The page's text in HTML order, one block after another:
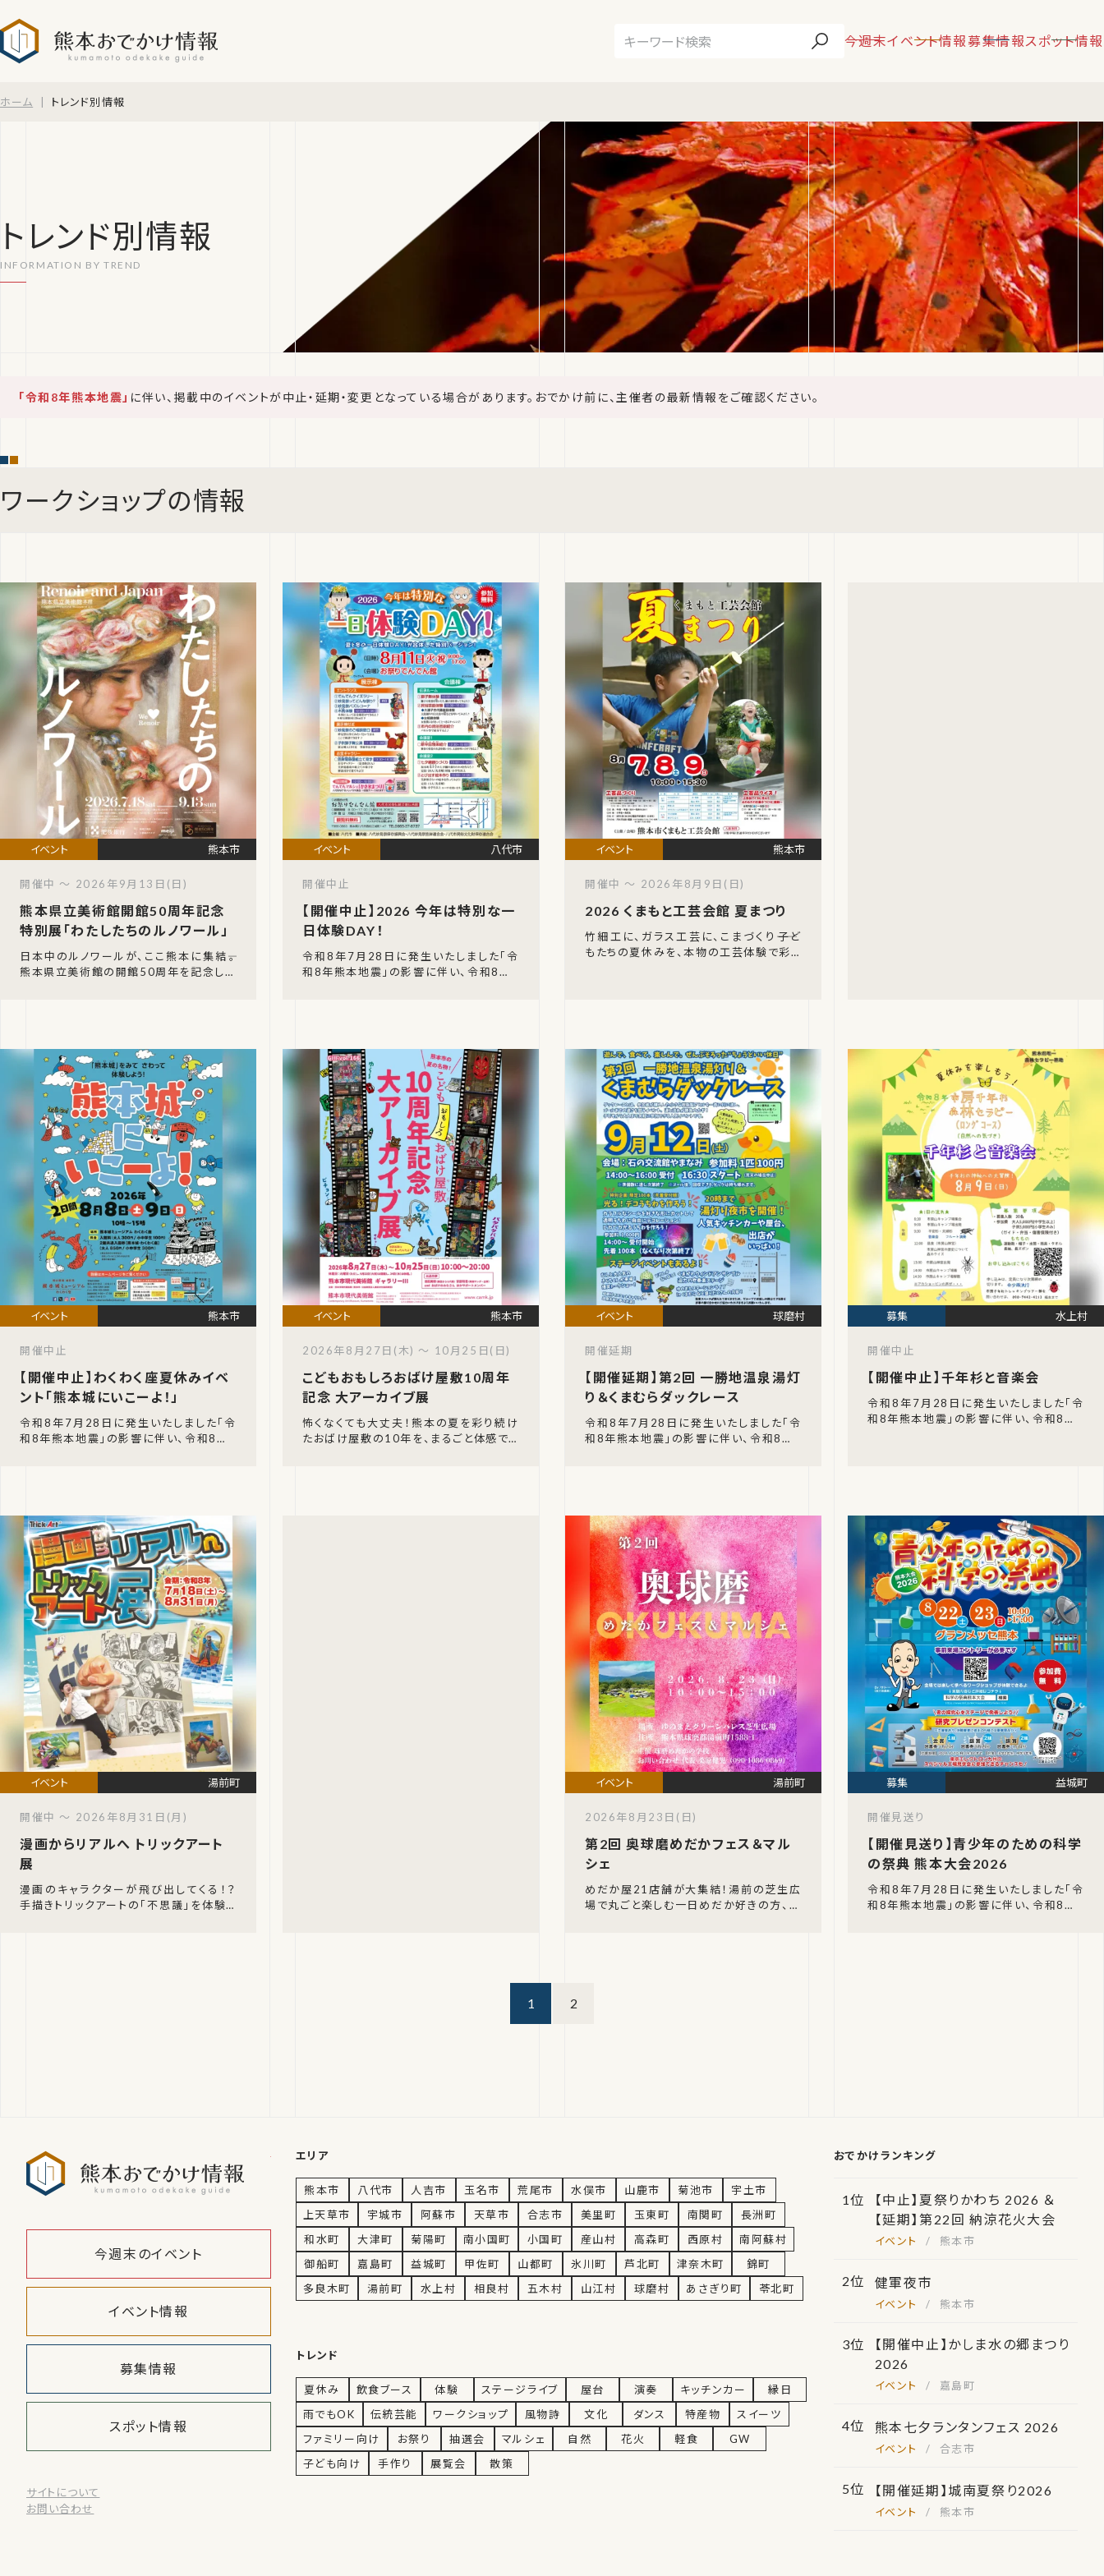
今週末イベント情報募集情報スポット情報
ホーム トレンド別情報
トレンド別情報
「令和8年熊本地震」 に伴い、掲載中のイベントが中止・延期・変更となっている場合があります。おでかけ前に、主催者の最新情報をご確認ください。
ワークショップの情報
熊本県立美術館開館50周年記念
特別展「わたしたちのルノワール」
日本中のルノワールが、ここ熊本に集結――。
熊本県立美術館の開館50周年を記念した
熊本市
開催中 ～ 2026年9月13日(日)
【開催中止】2026 今年は特別な一
日体験DAY！
令和8年7月28日に発生いたしました「令
和8年熊本地震」の影響に伴い、令和8年8
八代市
開催中止
2026 くまもと工芸会館 夏まつり
竹細工に、ガラス工芸に、こまづくり――子ど
もたちの夏休みを、本物の工芸体験で彩り
熊本市
開催中 ～ 2026年8月9日(日)
【開催中止】わくわく座夏休みイベ
ント「熊本城にいこーよ！」
令和8年7月28日に発生いたしました「令
和8年熊本地震」の影響に伴い、令和8年8
熊本市
開催中止
こどもおもしろおばけ屋敷10周年
記念 大アーカイブ展
怖くなくても大丈夫！熊本の夏を彩り続け
たおばけ屋敷の10年を、まるごと体感でき
熊本市
2026年8月27日(木) ～ 10月25日(日)
【開催延期】第2回 一勝地温泉湯灯
り＆くまむらダックレース
令和8年7月28日に発生いたしました「令
和8年熊本地震」の影響に伴い、令和8年9
球磨村
開催延期
【開催中止】千年杉と音楽会
令和8年7月28日に発生いたしました「令
和8年熊本地震」の影響に伴い、令和8年8
水上村
開催中止
漫画からリアルへ トリックアート
展
漫画のキャラクターが飛び出してくる！？
手描きトリックアートの「不思議」を体験し
湯前町
開催中 ～ 2026年8月31日(月)
第2回 奥球磨めだかフェス＆マル
シェ
めだか屋21店舗が大集結！湯前の芝生広
場で丸ごと楽しむ一日めだか好きの方、待
湯前町
2026年8月23日(日)
【開催見送り】青少年のための科学
の祭典 熊本大会2026
令和8年7月28日に発生いたしました「令
和8年熊本地震」の影響に伴い、令和8年8
益城町
開催見送り
1 2
熊本おでかけ情報
今週末のイベント
イベント情報
募集情報
スポット情報
サイトについて
お問い合わせ
エリア
熊本市 八代市 人吉市 玉名市 荒尾市 水俣市 山鹿市 菊池市
宇土市
上天草市
宇城市 阿蘇市 天草市 合志市 美里町 玉東町 南関町
長洲町
和水町
大津町 菊陽町 南小国町 小国町 産山村 高森町 西原村
南阿蘇村
御船町
嘉島町 益城町 甲佐町 山都町 氷川町 芦北町 津奈木町
錦町
多良木町
湯前町 水上村 相良村 五木村 山江村 球磨村 あさぎり町 苓北町
トレンド
夏休み 飲食ブース 体験 ステージライブ 屋台 演奏 キッチンカー
縁日
雨でもOK
伝統芸能 ワークショップ 風物詩 文化 ダンス 特産物
スイーツ
ファミリー向け
お祭り 抽選会 マルシェ 自然 花火 軽食
GW
子ども向け
手作り 展覧会 散策
おでかけランキング
【中止】夏祭りかわち 2026 ＆
【延期】第22回 納涼花火大会
熊本市
健軍夜市
熊本市
【開催中止】かしま水の郷まつり
2026
嘉島町
熊本七夕ランタンフェス 2026
合志市
【開催延期】城南夏祭り2026
熊本市